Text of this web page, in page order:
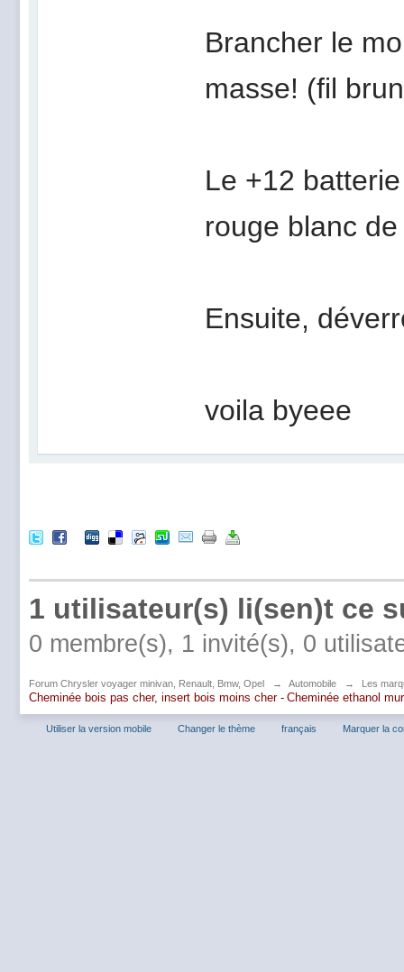
Brancher le
masse! (fil
Le +12
rouge blanc
Ensuite,
voila byeee
1 utilisateur(s) li(sen)t ce
0 membre(s), 1 invité(s), 0
Forum Chrysler voyager minivan, Renault, Bmw, Opel → Automobile → Les
Cheminée bois pas cher, insert bois moins cher - Cheminée ethanol
Utiliser la version mobile Changer le thème français Marquer la